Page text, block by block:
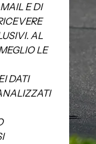
E DI
AL
LE
DATI